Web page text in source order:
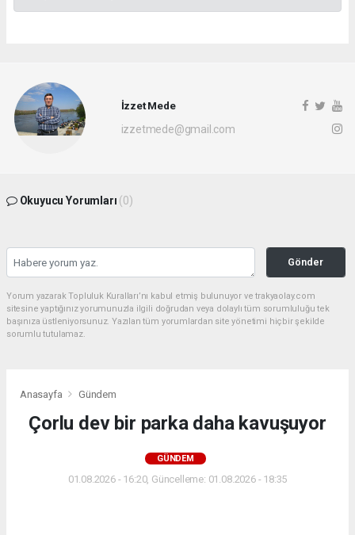
İzzet Mede
izzetmede@gmail.com
Okuyucu Yorumları (0)
Gönder
Yorum yazarak Topluluk Kuralları’nı kabul etmiş bulunuyor ve trakyaolay.com
sitesine yaptığınız yorumunuzla ilgili doğrudan veya dolaylı tüm sorumluluğu tek
başınıza üstleniyorsunuz. Yazılan tüm yorumlardan site yönetimi hiçbir şekilde
sorumlu tutulamaz.
Anasayfa Gündem
Çorlu dev bir parka daha kavuşuyor
GÜNDEM
01.08.2026 - 16:20, Güncelleme: 01.08.2026 - 18:35